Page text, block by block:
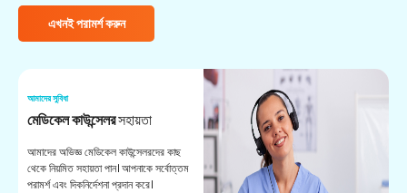
এখনই পরামর্শ করুন
আমাদের সুবিধা
মেডিকেল কাউন্সেলরসহায়তা
আমাদের অভিজ্ঞ মেডিকেল কাউন্সেলরদের কাছ
থেকে নিয়মিত সহায়তা পান। আপনাকে সর্বোত্তম
পরামর্শ এবং দিকনির্দেশনা প্রদান করে।